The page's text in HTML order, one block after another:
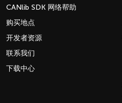
CANlib SDK 网络帮助
购买地点
开发者资源
联系我们
下载中心